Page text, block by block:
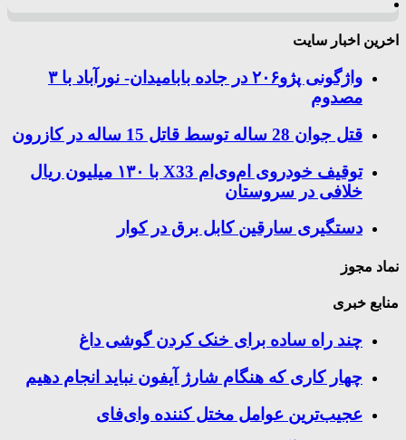
اخرین اخبار سایت
واژگونی پژو۲۰۶ در جاده بابامیدان- نورآباد با ۳
مصدوم
قتل جوان 28 ساله توسط قاتل 15 ساله در کازرون
توقیف خودروی ام‌وی‌ام X33 با ۱۳۰ میلیون ریال
خلافی در سروستان
دستگیری سارقین کابل برق در کوار
نماد مجوز
منابع خبری
چند راه‌ ساده برای خنک کردن گوشی داغ
چهار کاری که هنگام شارژ آیفون نباید انجام دهیم
عجیب‌ترین عوامل مختل کننده وای‌فای